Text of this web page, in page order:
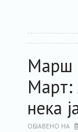
Марш
Март:
нека
ОБЈАВЕНО НА